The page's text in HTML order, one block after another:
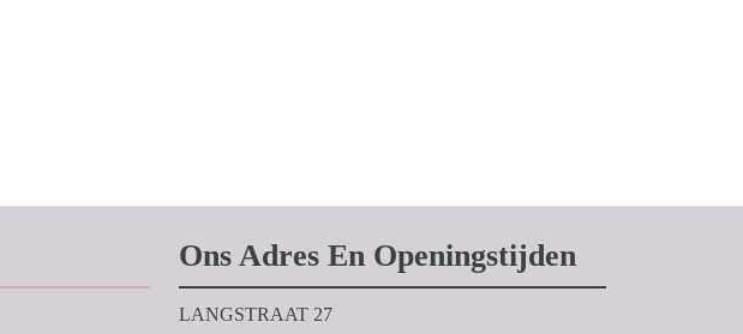
Ons Adres En Openingstijden
LANGSTRAAT 27